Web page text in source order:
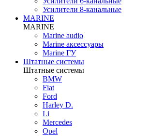
Усилители 8-канальные
MARINE
MARINE
Marine audio
Marine аксессуары
Marine ГУ
Штатные системы
Штатные системы
BMW
Fiat
Ford
Harley D.
Li
Mercedes
Opel